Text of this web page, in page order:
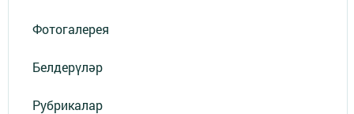
Фотогалерея
Белдерүләр
Рубрикалар